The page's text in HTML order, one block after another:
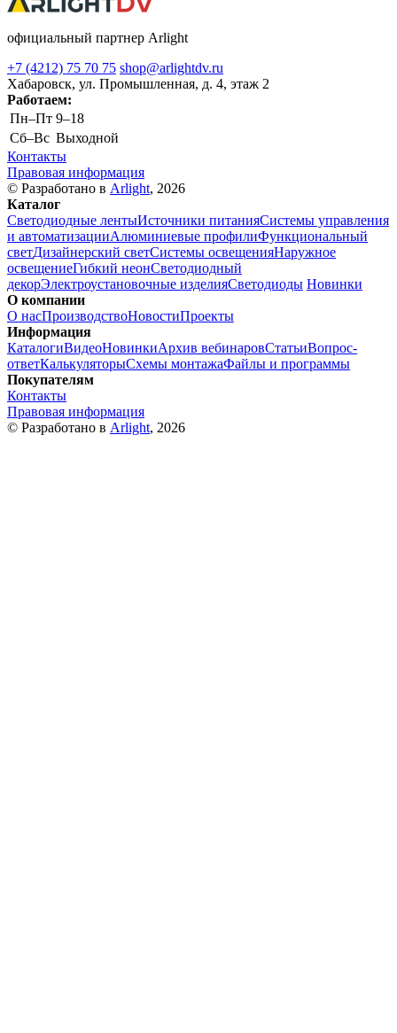
официальный партнер Arlight
+7 (4212) 75 70 75 shop@arlightdv.ru
Хабаровск, ул. Промышленная, д. 4, этаж 2
Работаем:
Пн–Пт 9–18
Cб–Вс Выходной
Контакты
Правовая информация
© Разработано в Arlight, 2026
Каталог
Светодиодные лентыИсточники питанияСистемы управления
и автоматизацииАлюминиевые профилиФункциональный
светДизайнерский светСистемы освещенияНаружное
освещениеГибкий неонСветодиодный
декорЭлектроустановочные изделияСветодиоды Новинки
О компании
О насПроизводствоНовостиПроекты
Информация
КаталогиВидеоНовинкиАрхив вебинаровСтатьиВопрос-
ответКалькуляторыСхемы монтажаФайлы и программы
Покупателям
Контакты
Правовая информация
© Разработано в Arlight, 2026